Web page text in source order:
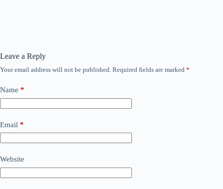
Leave a Reply
Your email address will not be published. Required fields are marked *
Name *
Email *
Website